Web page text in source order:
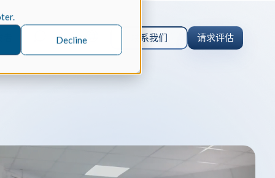
Decline
案例研究
Zh-Cn 联系我们 请求评估